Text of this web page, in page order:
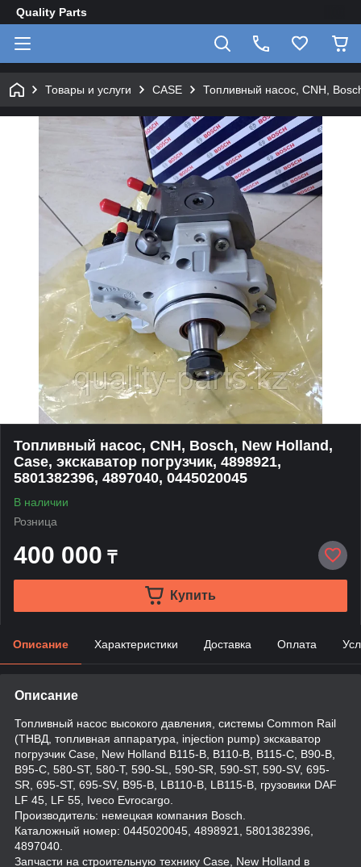
Quality Parts
Товары и услуги CASE Топливный насос, CNH,
Топливный насос, CNH, Bosch, New Holland,
Case, экскаватор погрузчик, 4898921,
5801382396, 4897040, 0445020045
В наличии
Розница
400 000 ₸
Купить
Описание Характеристики Доставка Оплата
Описание
Топливный насос высокого давления, системы Common Rail
(ТНВД, топливная аппаратура, injection pump) экскаватор
погрузчик Case, New Holland B115-B, B110-B, B115-C, B90-B,
B95-C, 580-ST, 580-T, 590-SL, 590-SR, 590-ST, 590-SV, 695-
SR, 695-ST, 695-SV, B95-B, LB110-B, LB115-B, грузовики DAF
LF 45, LF 55, Iveco Evrocargo.
Производитель: немецкая компания Bosch.
Каталожный номер: 0445020045, 4898921, 5801382396,
4897040.
Запчасти на строительную технику Case, New Holland в